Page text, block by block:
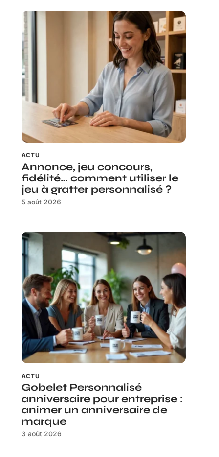
ACTU
Annonce, jeu concours,
fidélité… comment utiliser le
jeu à gratter personnalisé ?
5 août 2026
ACTU
Gobelet Personnalisé
anniversaire pour entreprise :
animer un anniversaire de
marque
3 août 2026